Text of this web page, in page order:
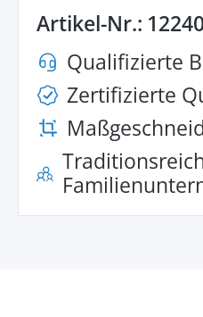
Artikel-Nr.:
Qualifizierte
Zertifizierte